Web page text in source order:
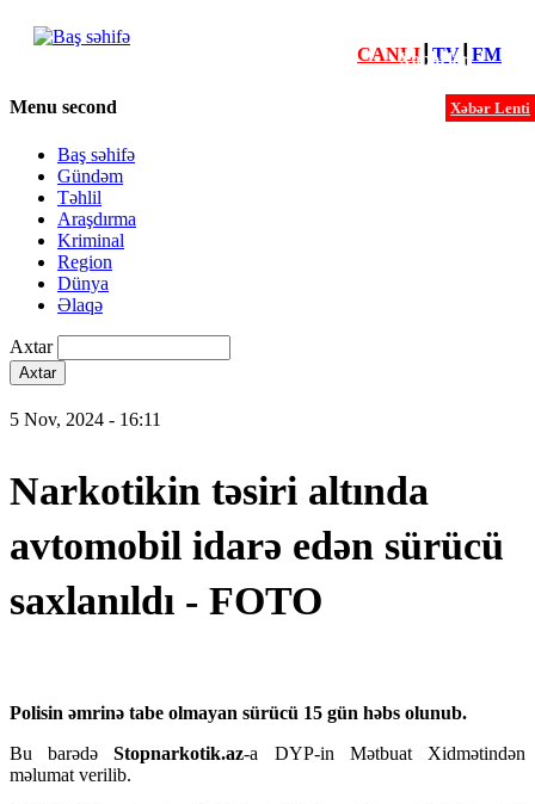
Xəbərlər
Xəbər Lenti
CANLI┃ TV┃ FM
Menu second
Baş səhifə
Gündəm
Təhlil
Araşdırma
Kriminal
Region
Dünya
Əlaqə
Axtar
5 Nov, 2024 - 16:11
Narkotikin təsiri altında
avtomobil idarə edən sürücü
saxlanıldı - FOTO
Polisin əmrinə tabe olmayan sürücü 15 gün həbs olunub.
Bu barədəStopnarkotik.az-a DYP-in Mətbuat Xidmətindən
məlumat verilib.